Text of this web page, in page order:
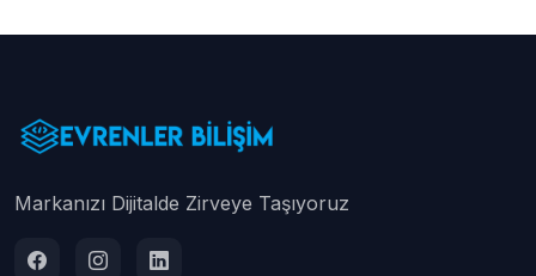
Markanızı Dijitalde Zirveye Taşıyoruz